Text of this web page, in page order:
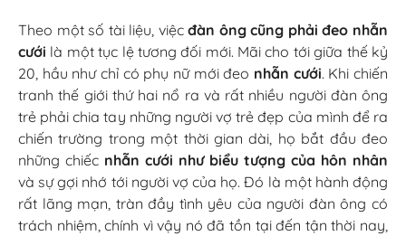
Theo một số tài liệu, việcđàn ông cũng phải đeo nhẫn
cưới là một tục lệ tương đối mới. Mãi cho tới giữa thế kỷ
20, hầu như chỉ có phụ nữ mới đeo nhẫn cưới. Khi chiến
tranh thế giới thứ hai nổ ra và rất nhiều người đàn ông
trẻ phải chia tay những người vợ trẻ đẹp của mình để ra
chiến trường trong một thời gian dài, họ bắt đầu đeo
những chiếc nhẫn cưới như biểu tượng của hôn nhân
và sự gợi nhớ tới người vợ của họ. Đó là một hành động
rất lãng mạn, tràn đầy tình yêu của người đàn ông có
trách nhiệm, chính vì vậy nó đã tồn tại đến tận thời nay,